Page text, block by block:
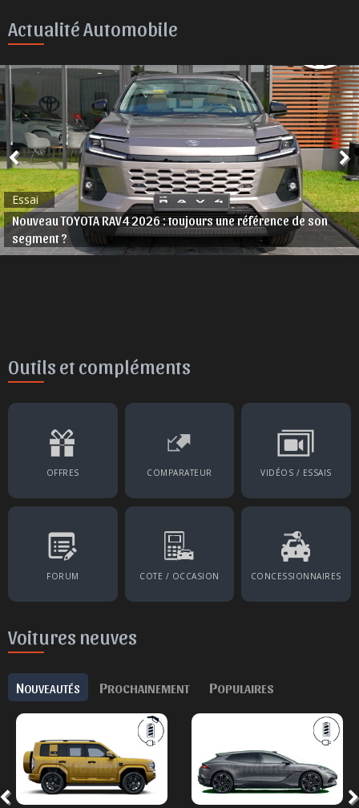
Actualité Automobile
Actu. nationale
TESLA Model 3 et Model Y Performance 2026 arrivent à
Marrakech
Outils et compléments
OFFRES COMPARATEUR VIDÉOS / ESSAIS
FORUM COTE / OCCASION CONCESSIONNAIRES
Voitures neuves
NOUVEAUTÉS PROCHAINEMENT POPULAIRES